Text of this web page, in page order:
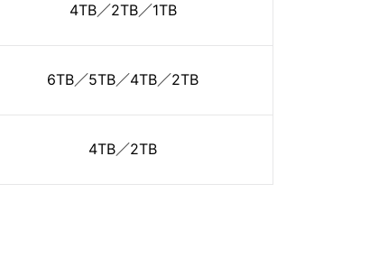
4TB／2TB／1TB
6TB／5TB／4TB／2TB
4TB／2TB